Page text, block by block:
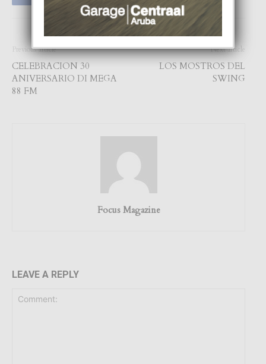
Previous article
CELEBRACION 30
ANIVERSARIO DI MEGA
88 FM
Next article
LOS MOSTROS DEL
SWING
Focus Magazine
LEAVE A REPLY